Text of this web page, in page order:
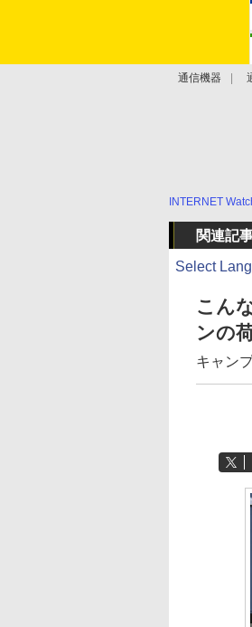
通信機器
INTERNET
関連記
Select
こん
ンの
キャン